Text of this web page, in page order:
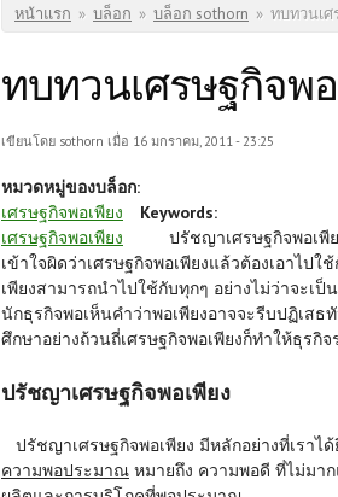
คุณอยู่ที่นี่
หน้าแรก » บล็อก » บล็อก sothorn » ทบทวนเ
ทบทวนเศรษฐกิจพ
เขียนโดย sothorn เมื่อ 16 มกราคม, 2011 - 23:25
หมวดหมู่ของบล็อก:
เศรษฐกิจพอเพียง
Keywords:
เศรษฐกิจพอเพียง
ปรัชญาเศรษฐกิจพอเพีย
เข้าใจผิดว่าเศรษฐกิจพอเพียงแล้วต้องเอาไป
เพียงสามารถนำไปใช้กับทุกๆ อย่างไม่ว่าจะเ
นักธุรกิจพอเห็นคำว่าพอเพียงอาจจะรีบปฏิเส
ศึกษาอย่างถ้วนถี่เศรษฐกิจพอเพียงก็ทำให้ธุรกิ
ปรัชญาเศรษฐกิจพอเพียง
ปรัชญาเศรษฐกิจพอเพียง มีหลักอย่างที่เราไ
ความพอประมาณ หมายถึง ความพอดี ที่ไม่มา